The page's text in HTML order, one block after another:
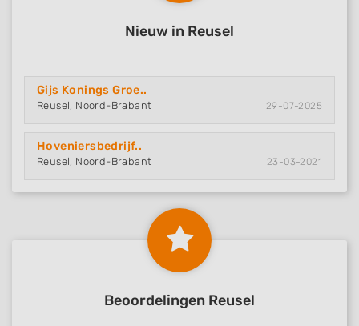
Nieuw in Reusel
Gijs Konings Groe..
Reusel, Noord-Brabant 29-07-2025
Hoveniersbedrijf..
Reusel, Noord-Brabant 23-03-2021
Beoordelingen Reusel